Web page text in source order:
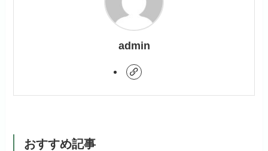
admin
おすすめ記事